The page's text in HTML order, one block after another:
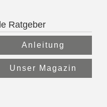
Ratgeber
Anleitung
Unser Magazin